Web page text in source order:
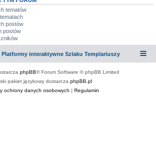
tematów
postów
postów
Platformy interaktywne Szlaku Templariuszy
phpBB® Forum Software © phpBB Limited
pakiet językowy dostarcza phpBB.pl
ochrony danych osobowych | Regulamin